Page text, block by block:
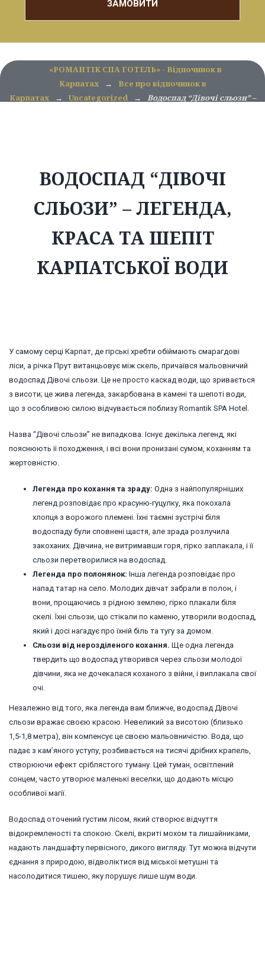
ЗАМОВИТИ
«РОМАНТІК СПА ГОТЕЛЬ» - Відпочинок в
Карпатах
→
Все про відпочинок в
Карпатах
→ Uncategorized →
Водоспад “Дівочі сльози” –
ВОДОСПАД “ДІВОЧІ
СЛЬОЗИ” – ЛЕГЕНДА,
КРАСА ТА ШЕПІТ
КАРПАТСЬКОЇ ВОДИ
У самому серці Карпат, де гірські хребти обіймають смарагдові
ліси, а річка Прут витанцьовує між скель, причаївся мальовничий
водоспад Дівочі сльози. Це не просто каскад води, що зривається
з висоти; це жива легенда, закарбована в камені та шепоті води,
що з особливою силою відчувається поблизу Romantik SPA Hotel.
Назва “Дівочі сльози” не випадкова. Існує декілька легенд, які
пояснюють її походження, і всі вони пронизані сумом, коханням та
жертовністю.
Легенда про кохання та зраду: Одна з найпопулярніших
легенд розповідає про красуню-гуцулку, яка покохала
хлопця з ворожого племені. Їхні таємні зустрічі біля
водоспаду були сповнені щастя, але зрада розлучила
закоханих. Дівчина, не витримавши горя, гірко заплакала, і її
сльози перетворилися на водоспад.
Легенда про полонянок: Інша легенда розповідає про
напад татар на село. Молодих дівчат забрали в полон, і
вони, прощаючись з рідною землею, гірко плакали біля
скелі. Їхні сльози, що стікали по каменю, утворили водоспад,
який і досі нагадує про їхній біль та тугу за домом.
Сльози від нерозділеного кохання. Ще одна легенда
твердить що водоспад утворився через сльози молодої
дівчини, яка не дочекалася коханого з війни, і виплакала свої
очі.
Незалежно від того, яка легенда вам ближче, водоспад Дівочі
сльози вражає своєю красою. Невеликий за висотою (близько
1,5-1,8 метра), він компенсує це своєю мальовничістю. Вода, що
падає з кам’яного уступу, розбивається на тисячі дрібних крапель,
створюючи ефект сріблястого туману. Цей туман, освітлений
сонцем, часто утворює маленькі веселки, що додають місцю
особливої магії.
Водоспад оточений густим лісом, який створює відчуття
відокремленості та спокою. Скелі, вкриті мохом та лишайниками,
надають ландшафту первісного, дикого вигляду. Тут можна відчути
єднання з природою, відволіктися від міської метушні та
насолодитися тишею, яку порушує лише шум води.